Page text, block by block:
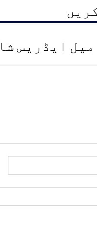
میل ایڈریس